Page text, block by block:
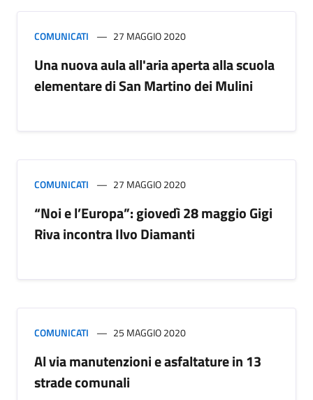
COMUNICATI 27 MAGGIO 2020
Una nuova aula all'aria aperta alla scuola
elementare di San Martino dei Mulini
COMUNICATI 27 MAGGIO 2020
“Noi e l’Europa”: giovedì 28 maggio Gigi
Riva incontra Ilvo Diamanti
COMUNICATI 25 MAGGIO 2020
Al via manutenzioni e asfaltature in 13
strade comunali